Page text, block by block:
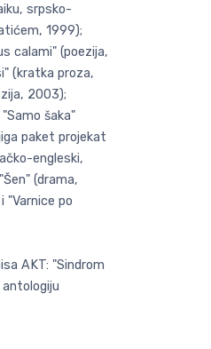
srpsko-
1999);
calami" (poezija,
(kratka proza,
2003);
šaka"
paket projekat
engleski,
(drama,
"Varnice po
AKT: "Sindrom